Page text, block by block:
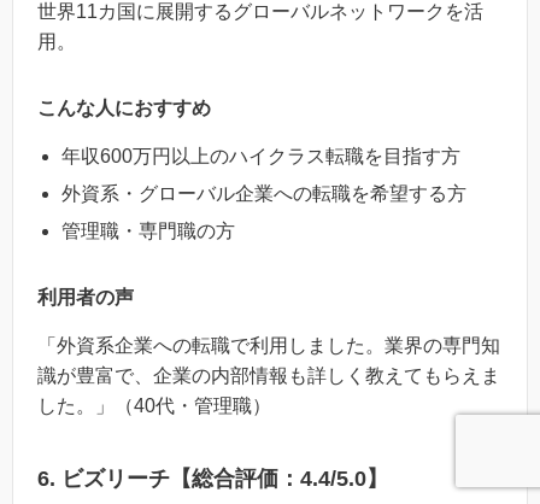
世界11カ国に展開するグローバルネットワークを活
用。
こんな人におすすめ
年収600万円以上のハイクラス転職を目指す方
外資系・グローバル企業への転職を希望する方
管理職・専門職の方
利用者の声
「外資系企業への転職で利用しました。業界の専門知
識が豊富で、企業の内部情報も詳しく教えてもらえま
した。」（40代・管理職）
6. ビズリーチ【総合評価：4.4/5.0】